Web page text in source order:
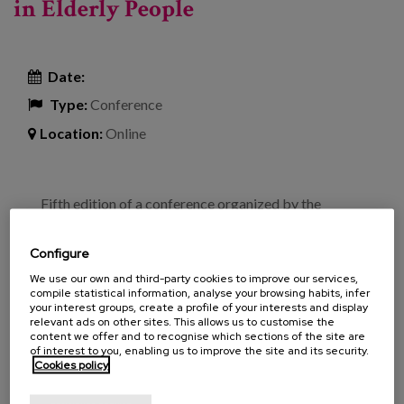
in Elderly People
Date:
Type:Conference
Location:Online
Fifth edition of a conference organized by the
in the elderly, which on this occasion can be followed
telematically by videoconference.
Program
Tuesday, October 19th
16:00 - 16:15 Opening.
Configure
We use our own and third-party cookies to improve our services,
compile statistical information, analyse your browsing habits, infer
your interest groups, create a profile of your interests and display
relevant ads on other sites. This allows us to customise the
content we offer and to recognise which sections of the site are
of interest to you, enabling us to improve the site and its security.
Cookies policy